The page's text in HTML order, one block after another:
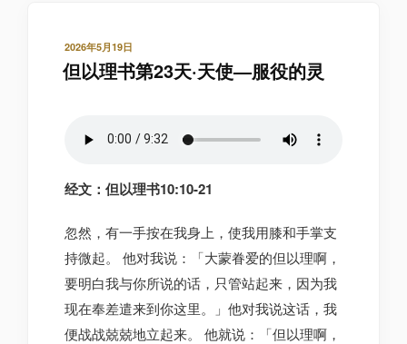
发
布
于
2026年5月19日
但以理书第23天·天使—服役的灵
经文：但以理书10:10-21
忽然，有一手按在我身上，使我用膝和手掌支
持微起。 他对我说：「大蒙眷爱的但以理啊，
要明白我与你所说的话，只管站起来，因为我
现在奉差遣来到你这里。」他对我说这话，我
便战战兢兢地立起来。 他就说：「但以理啊，